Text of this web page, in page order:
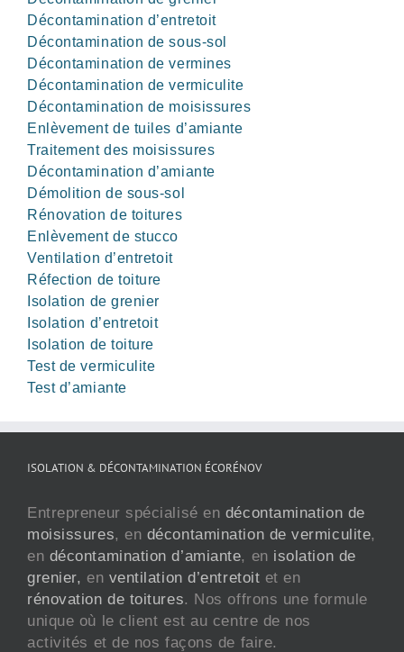
Décontamination d’entretoit
Décontamination de sous-sol
Décontamination de vermines
Décontamination de vermiculite
Décontamination de moisissures
Enlèvement de tuiles d’amiante
Traitement des moisissures
Décontamination d’amiante
Démolition de sous-sol
Rénovation de toitures
Enlèvement de stucco
Ventilation d’entretoit
Réfection de toiture
Isolation de grenier
Isolation d’entretoit
Isolation de toiture
Test de vermiculite
Test d’amiante
ISOLATION & DÉCONTAMINATION ÉCORÉNOV
Entrepreneur spécialisé en décontamination de
moisissures, en décontamination de vermiculite,
en décontamination d’amiante, en isolation de
grenier, en ventilation d’entretoit et en
rénovation de toitures. Nos offrons une formule
unique où le client est au centre de nos
activités et de nos façons de faire.